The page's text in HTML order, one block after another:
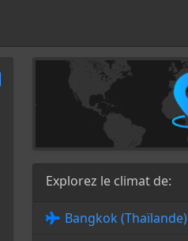
Explorez le climat de:
Bangkok (Thaïlande)